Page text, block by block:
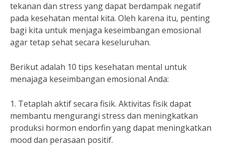
tekanan dan stress yang dapat berdampak negatif
pada kesehatan mental kita. Oleh karena itu, penting
bagi kita untuk menjaga keseimbangan emosional
agar tetap sehat secara keseluruhan.
Berikut adalah 10 tips kesehatan mental untuk
menajaga keseimbangan emosional Anda:
1. Tetaplah aktif secara fisik. Aktivitas fisik dapat
membantu mengurangi stress dan meningkatkan
produksi hormon endorfin yang dapat meningkatkan
mood dan perasaan positif.